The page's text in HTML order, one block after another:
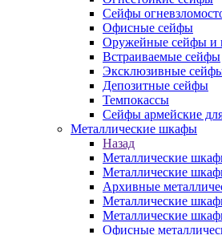
Сейфы
Офисные сейфы
Оружейные сейфы и
Встраиваемые сейфы
Эксклюзивные
Депозитные сейфы
Темпокассы
Сейфы армейские
Металлические шкафы
Назад
Металлические
Металлические
Архивные
Металлические
Металлические
Офисные